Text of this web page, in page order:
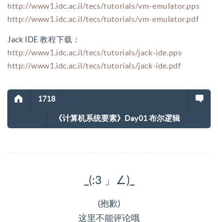
http://www1.idc.ac.il/tecs/tutorials/vm-emulator.pps
http://www1.idc.ac.il/tecs/tutorials/vm-emulator.pdf
Jack IDE 教程下载：
http://www1.idc.ac.il/tecs/tutorials/jack-ide.pps
http://www1.idc.ac.il/tecs/tutorials/jack-ide.pdf
1718
《计算机系统要素》Day01 布尔逻辑
_(:3 」∠)_
(抱歉)
这里不能评论哦